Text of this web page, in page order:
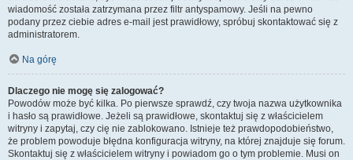
wiadomość została zatrzymana przez filtr antyspamowy. Jeśli na pewno
podany przez ciebie adres e-mail jest prawidłowy, spróbuj skontaktować się z
administratorem.
Na górę
Dlaczego nie mogę się zalogować?
Powodów może być kilka. Po pierwsze sprawdź, czy twoja nazwa użytkownika
i hasło są prawidłowe. Jeżeli są prawidłowe, skontaktuj się z właścicielem
witryny i zapytaj, czy cię nie zablokowano. Istnieje też prawdopodobieństwo,
że problem powoduje błędna konfiguracja witryny, na której znajduje się forum.
Skontaktuj się z właścicielem witryny i powiadom go o tym problemie. Musi on